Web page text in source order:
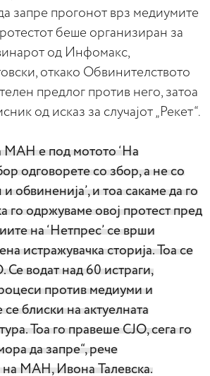
запре прогонот врз медиумите
беше организиран за
од Инфомакс,
откако Обвинителството
предлог против него, затоа
од исказ за случајот „Рекет“.
МАН е под мотото ‘На
одговорете со збор, а не со
обвиненија’, и тоа сакаме да го
го одржуваме овој протест пред
на ‘Нетпрес’ се врши
истражувачка сторија. Тоа се
Се водат над 60 истраги,
против медиуми и
блиски на актуелната
Тоа го правеше СЈО, сега го
да запре“, рече
на МАН, Ивона Талевска.